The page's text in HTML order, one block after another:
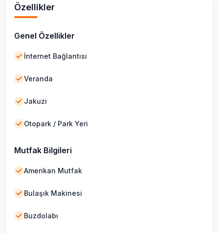
Özellikler
Genel Özellikler
İnternet Bağlantısı
Veranda
Jakuzi
Otopark / Park Yeri
Mutfak Bilgileri
Amerikan Mutfak
Bulaşık Makinesi
Buzdolabı